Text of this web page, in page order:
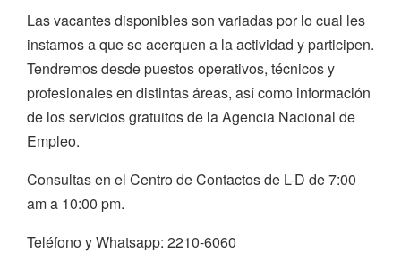
Las vacantes disponibles son variadas por lo cual les
instamos a que se acerquen a la actividad y participen.
Tendremos desde puestos operativos, técnicos y
profesionales en distintas áreas, así como información
de los servicios gratuitos de la Agencia Nacional de
Empleo.
Consultas en el Centro de Contactos de L-D de 7:00
am a 10:00 pm.
Teléfono y Whatsapp: 2210-6060